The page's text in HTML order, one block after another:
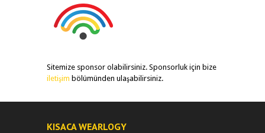
Sitemize sponsor olabilirsiniz. Sponsorluk için bize
iletişim bölümünden ulaşabilirsiniz.
KISACA WEARLOGY